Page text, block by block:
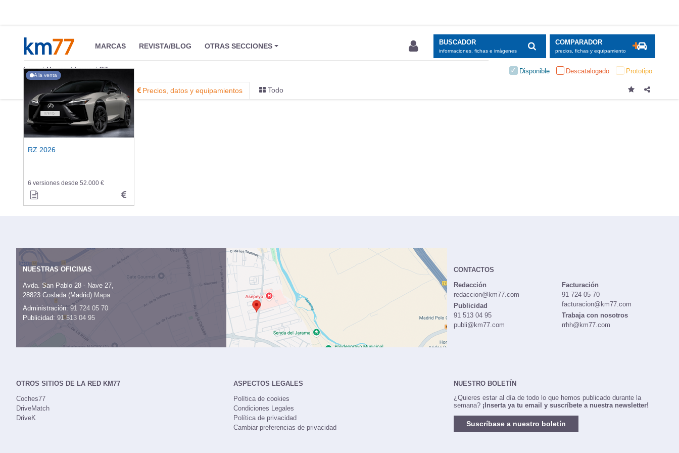
MARCAS REVISTA/BLOG OTRAS SECCIONES BUSCADOR
informaciones, fichas e imágenes
COMPARADOR
precios, fichas y equipamiento
Inicio Marcas Lexus RZ Disponible Descatalogado Prototipo
Información Fotos Precios, datos y equipamientos Todo
A la venta
RZ 2026
6 versiones desde 52.000 €
NUESTRAS OFICINAS
Avda. San Pablo 28 - Nave 27,
28823 Coslada (Madrid) Mapa
Administración:91 724 05 70
Publicidad: 91 513 04 95
CONTACTOS
Redacción
redaccion@km77.com
Publicidad
91 513 04 95
publi@km77.com
Facturación
91 724 05 70
facturacion@km77.com
Trabaja con nosotros
rrhh@km77.com
OTROS SITIOS DE LA RED KM77
Coches77
DriveMatch
DriveK
ASPECTOS LEGALES
Política de cookies
Condiciones Legales
Política de privacidad
Cambiar preferencias de privacidad
NUESTRO BOLETÍN
¿Quieres estar al día de todo lo que hemos publicado durante la
semana? ¡Inserta ya tu email y suscríbete a nuestra newsletter!
Suscríbase a nuestro boletín